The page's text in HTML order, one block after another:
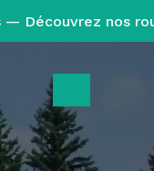
Découvrez nos